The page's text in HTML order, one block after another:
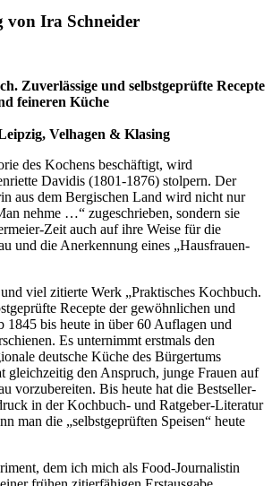
von Ira Schneider
Zuverlässige und selbstgeprüfte Recepte
feineren Küche
Velhagen & Klasing
des Kochens beschäftigt, wird
Davidis (1801-1876) stolpern. Der
aus dem Bergischen Land wird nicht nur
nehme …“ zugeschrieben, sondern sie
Zeit auch auf ihre Weise für die
und die Anerkennung eines „Hausfrauen-
viel zitierte Werk „Praktisches Kochbuch.
Recepte der gewöhnlichen und
1845 bis heute in über 60 Auflagen und
Es unternimmt erstmals den
deutsche Küche des Bürgertums
gleichzeitig den Anspruch, junge Frauen auf
vorzubereiten. Bis heute hat die Bestseller-
in der Kochbuch- und Ratgeber-Literatur
man die „selbstgeprüften Speisen“ heute
dem ich mich als Food-Journalistin